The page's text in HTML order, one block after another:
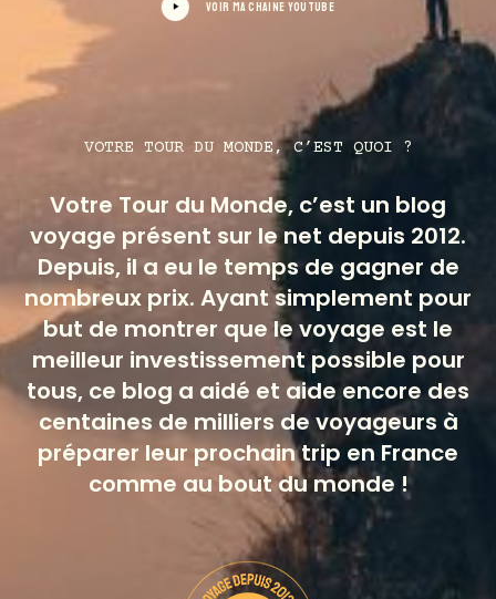
VOIR MA CHAINE YOUTUBE
VOTRE TOUR DU MONDE, C’EST QUOI ?
Votre Tour du Monde, c’est un blog
voyage présent sur le net depuis 2012.
Depuis, il a eu le temps de gagner de
nombreux prix. Ayant simplement pour
but de montrer que le voyage est le
meilleur investissement possible pour
tous, ce blog a aidé et aide encore des
centaines de milliers de voyageurs à
préparer leur prochain trip en France
comme au bout du monde !